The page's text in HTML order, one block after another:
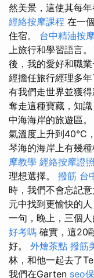
然美景，這使其每
經絡按摩課程 在一
住宿。 台中精油按
上旅行和學習語言。
後，我的愛好和職
經擔任旅行經理多年
有我們走世界並獲
奪走這種寶藏，知
中海海岸的旅遊區。
氣溫度上升到40°C
琴海的海岸上有幾
摩教學 經絡按摩證照
理想選擇。 撥筋 台
時，我們不會忘記
元中找到更愉快的
一句，晚上，三個
好考嗎 確實，這20
好。 外燴茶點 撥筋
林，和他一起去了
我們在Garten seo